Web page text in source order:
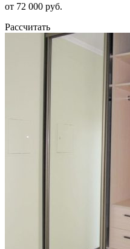
от 72 000 руб.
Рассчитать